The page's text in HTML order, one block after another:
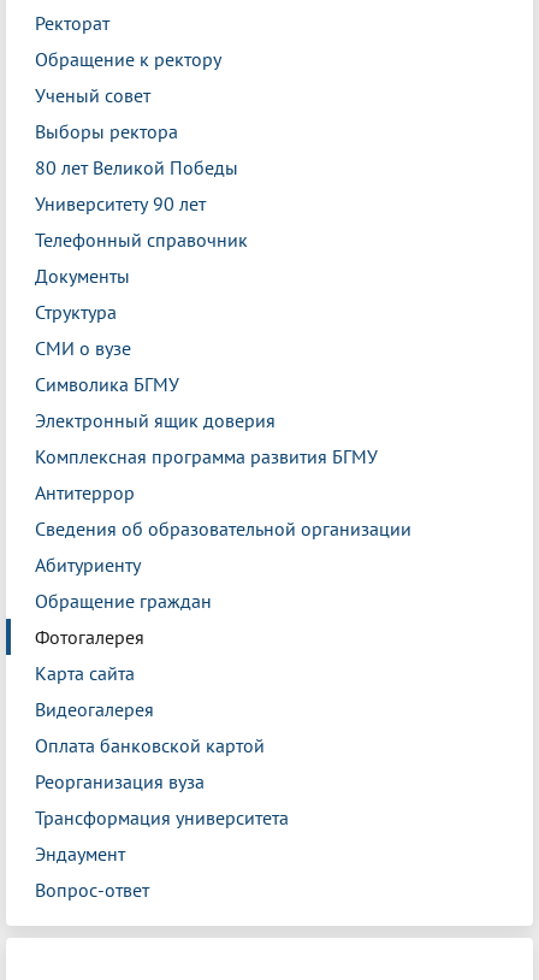
Ректорат
Обращение к ректору
Ученый совет
Выборы ректора
80 лет Великой Победы
Университету 90 лет
Телефонный справочник
Документы
Структура
СМИ о вузе
Символика БГМУ
Электронный ящик доверия
Комплексная программа развития БГМУ
Антитеррор
Сведения об образовательной организации
Абитуриенту
Обращение граждан
Фотогалерея
Карта сайта
Видеогалерея
Оплата банковской картой
Реорганизация вуза
Трансформация университета
Эндаумент
Вопрос-ответ